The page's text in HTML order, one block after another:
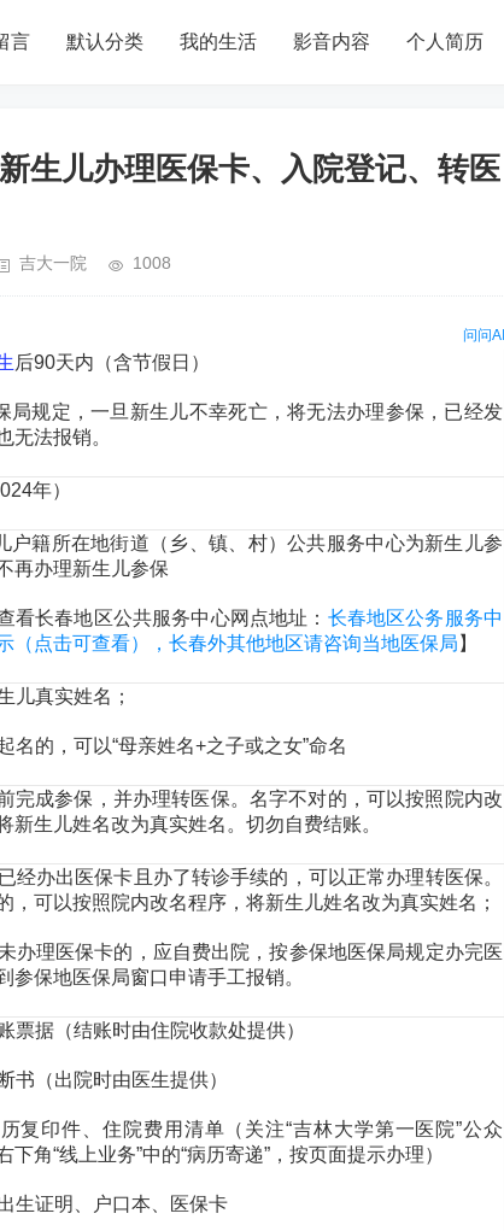
言 默认分类 我的生活 影音内容 个人简历
生儿办理医保卡、入院登记、转医
吉大一院 1008
问问AI
后90天内（含节假日）
局规定，一旦新生儿不幸死亡，将无法办理参保，已经发
无法报销。
年）
户籍所在地街道（乡、镇、村）公共服务中心为新生儿参
再办理新生儿参保
看长春地区公共服务中心网点地址： 长春地区公务服务中
（点击可查看），长春外其他地区请咨询当地医保局 】
儿真实姓名；
名的，可以“母亲姓名+之子或之女”命名
完成参保，并办理转医保。名字不对的，可以按照院内改
新生儿姓名改为真实姓名。切勿自费结账。
经办出医保卡且办了转诊手续的，可以正常办理转医保。
，可以按照院内改名程序，将新生儿姓名改为真实姓名；
办理医保卡的，应自费出院，按参保地医保局规定办完医
参保地医保局窗口申请手工报销。
票据（结账时由住院收款处提供）
书（出院时由医生提供）
复印件、住院费用清单（关注“吉林大学第一医院”公众
下角“线上业务”中的“病历寄递”，按页面提示办理）
生证明、户口本、医保卡